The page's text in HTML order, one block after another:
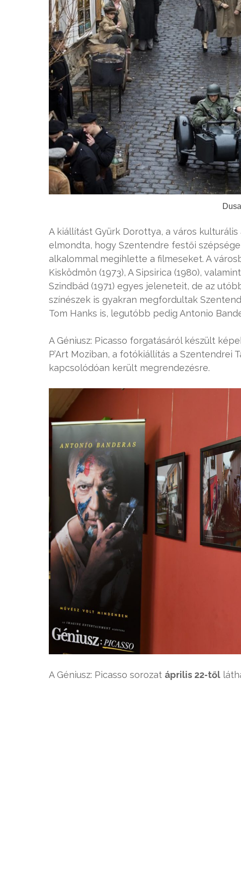
A kiállítást Gyürk Dorottya, a város
elmondta, hogy Szentendre festői
alkalommal megihlette a filmeseket. A
Kisködmön (1973), A Sipsirica (1980),
Szindbád (1971) egyes jeleneteit, de az
színészek is gyakran megfordultak
Tom Hanks is, legutóbb pedig Antonio
A Géniusz: Picasso forgatásáról készült
P’Art Moziban, a fotókiállítás a Szentendrei
kapcsolódóan került megrendezésre.
A Géniusz: Picasso sorozat április 22-től